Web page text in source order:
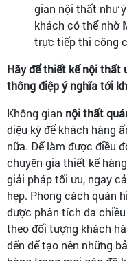
gian nội thất như
khách có thể nhờ
trực tiếp thi công
Hãy để thiết kế nội thất
thông điệp ý nghĩa tới
Không gian nội thất
diệu kỳ để khách hàng
nữa. Để làm được điều
chuyên gia thiết kế
giải pháp tối ưu, ngay
hẹp. Phong cách quán
được phân tích đa
theo đối tượng khách
đến để tạo nên những